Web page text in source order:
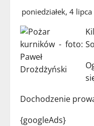
poniedziałek, 4 lipca
Dochodzenie
{googleAds}